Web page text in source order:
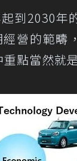
到2030年
營的範疇
點當然就